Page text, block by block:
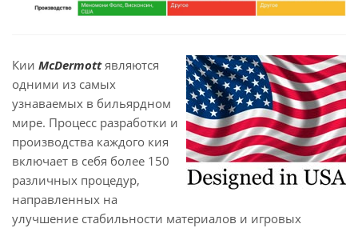
Кии McDermottявляются
одними из самых
узнаваемых в бильярдном
мире. Процесс разработки и
производства каждого кия
включает в себя более 150
различных процедур,
направленных на
улучшение стабильности материалов и игровых